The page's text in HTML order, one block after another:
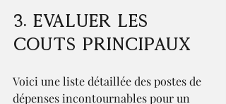
3. Évaluer les
coûts principaux
Voici une liste détaillée des postes de
dépenses incontournables pour un